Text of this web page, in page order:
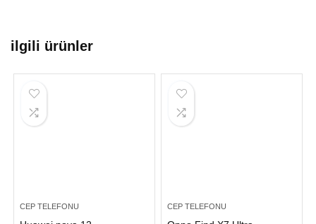
ilgili ürünler
CEP TELEFONU CEP TELEFONU